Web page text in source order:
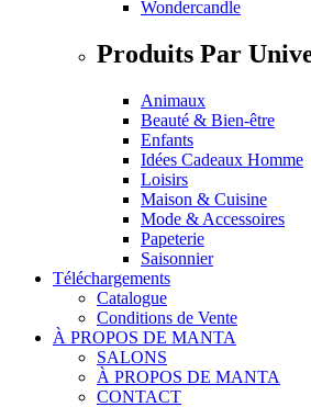
Wondercandle
Produits Par
Animaux
Beauté & Bien-être
Enfants
Idées Cadeaux Homme
Loisirs
Maison & Cuisine
Mode & Accessoires
Papeterie
Saisonnier
Téléchargements
Catalogue
Conditions de Vente
À PROPOS DE MANTA
SALONS
À PROPOS DE MANTA
CONTACT